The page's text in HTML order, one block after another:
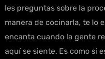
les preguntas sobre la
manera de cocinarla, te lo
encanta cuando la gente
aquí se siente. Es como si